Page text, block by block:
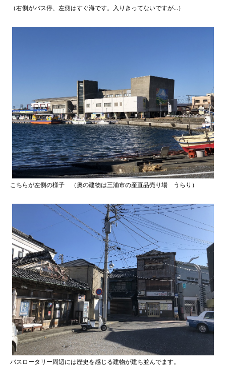
（右側がバス停、左側はすぐ海です。入りきってないですが...）
こちらが左側の様子 （奥の建物は三浦市の産直品売り場 うらり）
バスロータリー周辺には歴史を感じる建物が建ち並んでます。